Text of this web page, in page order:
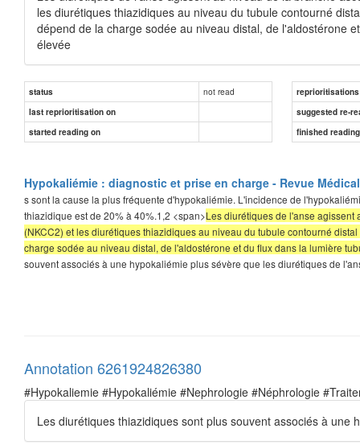
les diurétiques thiazidiques au niveau du tubule contourné
dépend de la charge sodée au niveau distal, de l'aldostérone
élevée
status not read
reprioritisations
last reprioritisation on
suggested re-
started reading on
finished
Hypokaliémie : diagnostic et prise en charge - Revue
s sont la cause la plus fréquente d'hypokaliémie. L'incidence de
thiazidique est de 20% à 40%.1,2 <span>Les diurétiques de l'anse
(NKCC2) et les diurétiques thiazidiques au niveau du tubule contourné
charge sodée au niveau distal, de l'aldostérone et du flux dans la lumière
souvent associés à une hypokaliémie plus sévère que les diurétiques de
Annotation 6261924826380
#Hypokaliemie #Hypokaliémie #Nephrologie #Néphrologie
Les diurétiques thiazidiques sont plus souvent associés à